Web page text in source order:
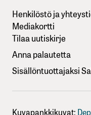
Henkilöstö ja
Mediakortti
Tilaa uutiskirje
Anna palautetta
Sisällöntuottajaksi
Kuvapankkikuvat: